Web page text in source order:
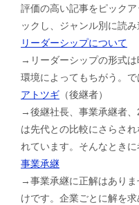
評価の高い記事をピック
ックし、ジャンル別に読
リーダーシップについて
→リーダーシップの形式
環境によってもちがう。
アトツギ （後継者）
→後継社長、事業承継者
は先代との比較にさらさ
れています。そんなとき
事業承継
→事業承継に正解はあり
けです。企業ごとに解を